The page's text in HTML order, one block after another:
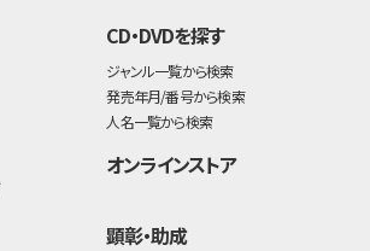
CD・DVDを探す
ジャンル一覧から検索
発売年月/番号から検索
人名一覧から検索
オンラインストア
顕彰・助成